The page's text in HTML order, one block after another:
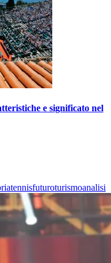
e significato nel
tennisfuturoturismoanalisi